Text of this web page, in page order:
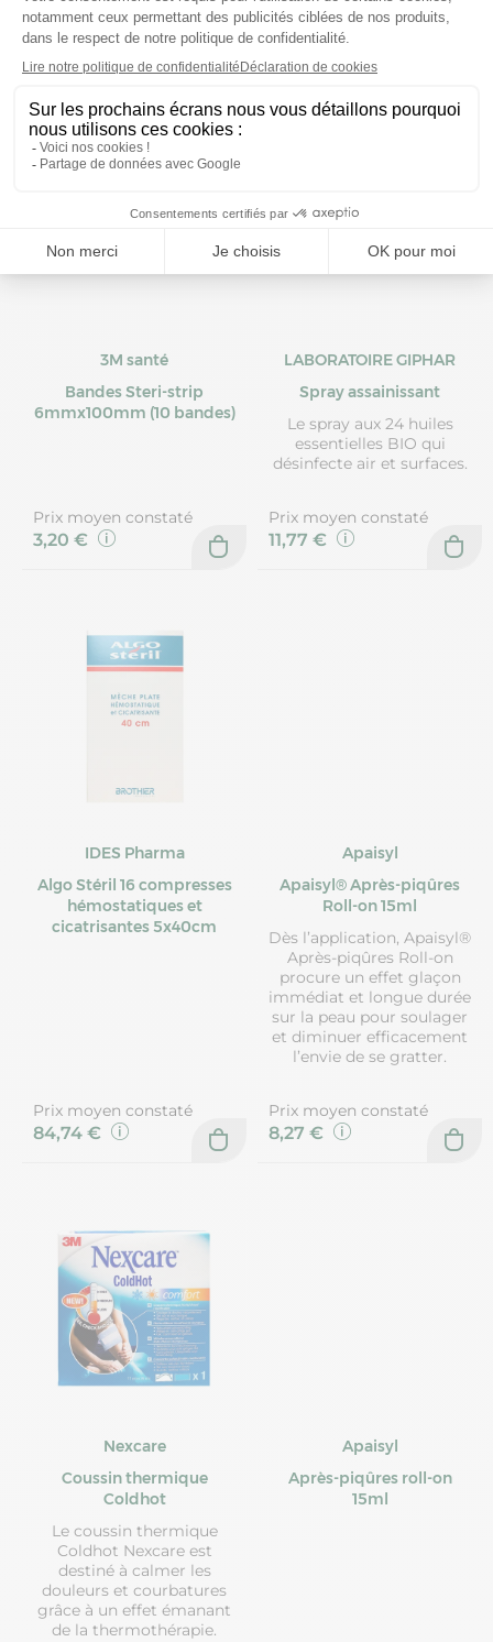
Prix moyen constaté
8,06 €
Prix moyen constaté
8,97 €
3M santé
Bandes Steri-strip
6mmx100mm (10 bandes)
Prix moyen constaté
3,20 €
LABORATOIRE GIPHAR
Spray assainissant
Le spray aux 24 huiles
essentielles BIO qui
désinfecte air et surfaces.
Prix moyen constaté
11,77 €
IDES Pharma
Algo Stéril 16 compresses
hémostatiques et
cicatrisantes 5x40cm
Prix moyen constaté
84,74 €
Apaisyl
Apaisyl® Après-piqûres
Roll-on 15ml
Dès l’application, Apaisyl®
Après-piqûres Roll-on
procure un effet glaçon
immédiat et longue durée
sur la peau pour soulager
et diminuer efficacement
l’envie de se gratter.
Prix moyen constaté
8,27 €
Nexcare
Coussin thermique
Coldhot
Le coussin thermique
Coldhot Nexcare est
destiné à calmer les
douleurs et courbatures
grâce à un effet émanant
de la thermothérapie.
Apaisyl
Après-piqûres roll-on
15ml